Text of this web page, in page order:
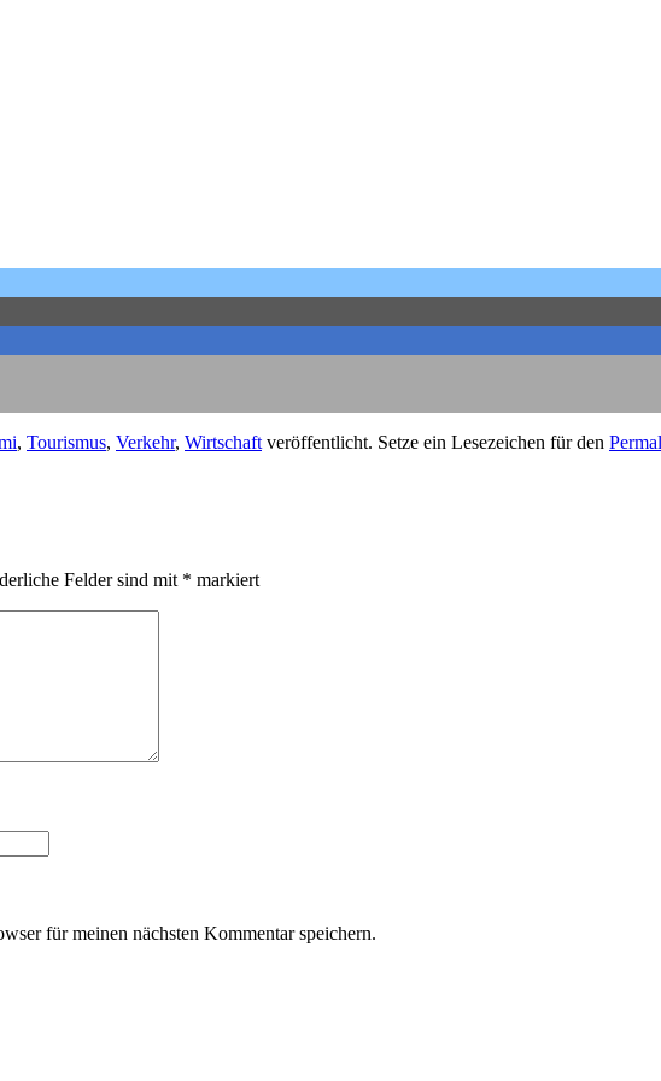
, Tourismus, Verkehr, Wirtschaftveröffentlicht. Setze ein Lesezeichen für den
Felder sind mit * markiert
für meinen nächsten Kommentar speichern.